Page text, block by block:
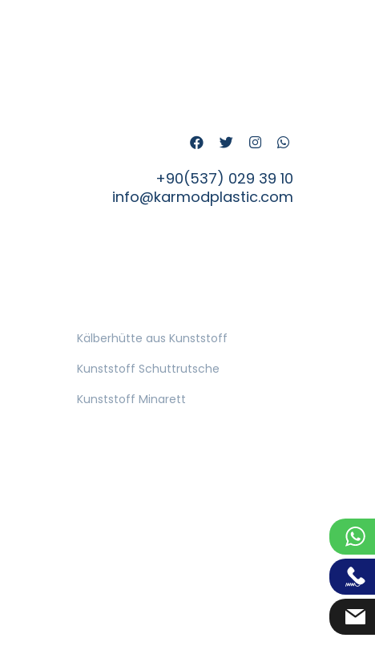
+90(537) 029 39 10
info@karmodplastic.com
Kälberhütte aus Kunststoff
Kunststoff Schuttrutsche
Kunststoff Minarett